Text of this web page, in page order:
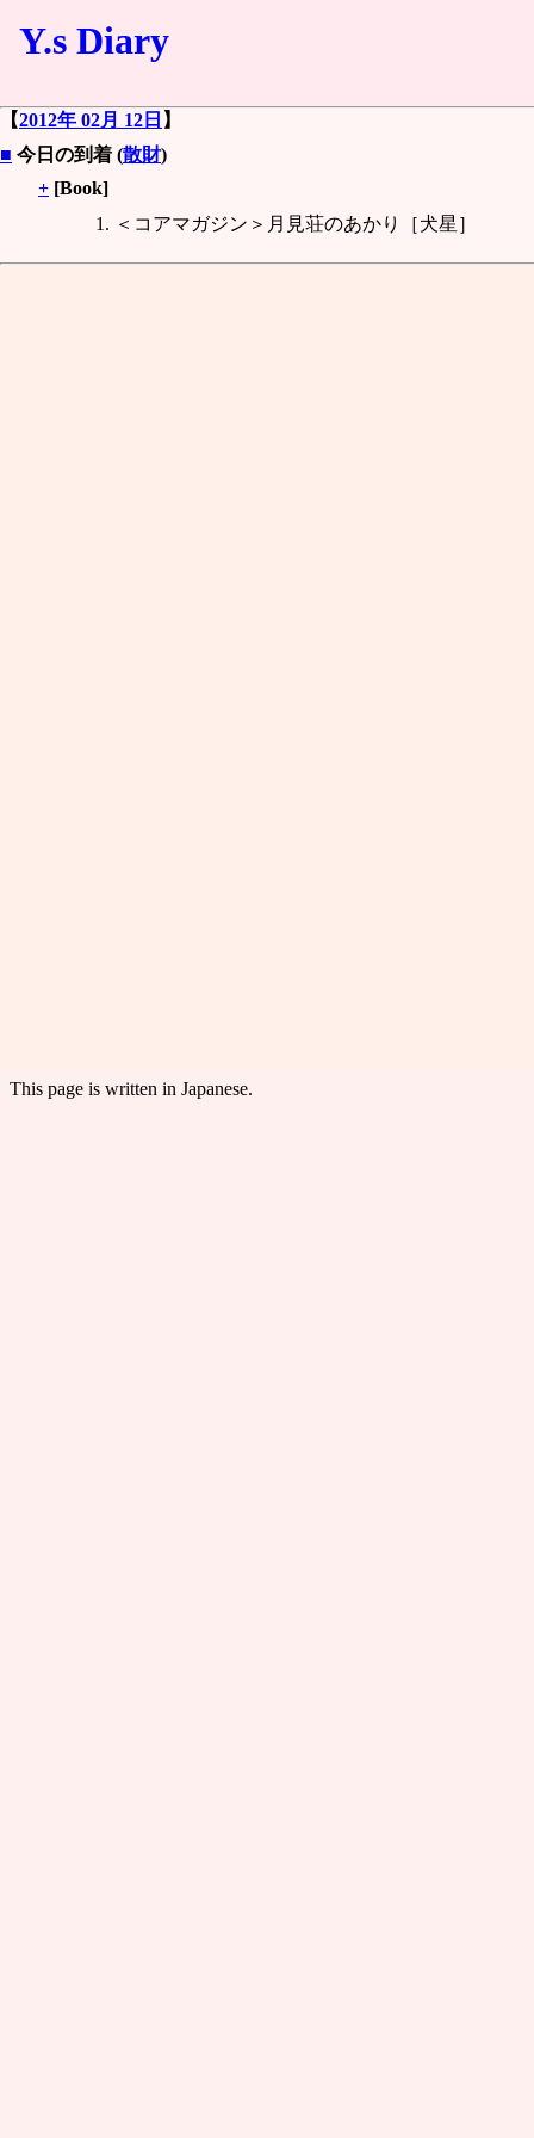
Y.s Diary
【2012年 02月 12日 】
■ 今日の到着 (散財)
+ [Book]
＜コアマガジン＞月見荘のあかり［犬星］
This page is written in Japanese.